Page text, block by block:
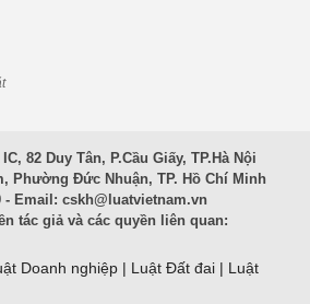
82 Duy Tân, P.Cầu Giấy, TP.Hà Nội
Phường Đức Nhuận, TP. Hồ Chí Minh
- Email: cskh@luatvietnam.vn
tác giả và các quyền liên quan:
Doanh nghiệp | Luật Đất đai | Luật